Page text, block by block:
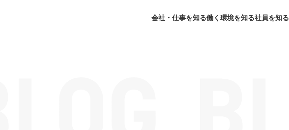
会社・仕事を知る働く環境を知る社員を知る